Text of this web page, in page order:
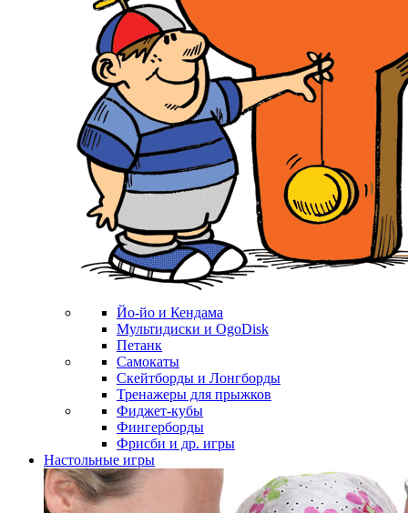
Йо-йо и Кендама
Мультидиски и OgoDisk
Петанк
Самокаты
Скейтборды и Лонгборды
Тренажеры для прыжков
Фиджет-кубы
Фингерборды
Фрисби и др. игры
Настольные игры